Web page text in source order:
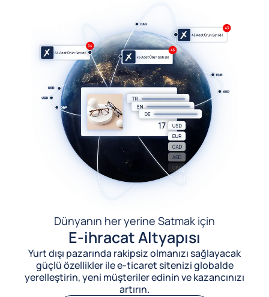
Dünyanın her yerine Satmak için
E-ihracat Altyapısı
Yurt dışı pazarında rakipsiz olmanızı sağlayacak
güçlü özellikler ile e-ticaret sitenizi globalde
yerelleştirin, yeni müşteriler edinin ve kazancınızı
artırın.